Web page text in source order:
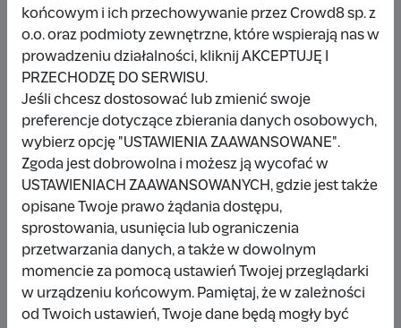
Wpłacający/a
Wpłata anonimowa
10 zł miesiąc temu
Damianbloque Wordpress
1 zł 7 miesięcy temu
Wpłata anonimowa
10 zł rok temu
końcowym i ich przechowywanie przez Crowd8 sp. z
o.o. oraz podmioty zewnętrzne, które wspierają nas w
prowadzeniu działalności, kliknij AKCEPTUJĘ I
PRZECHODZĘ DO SERWISU.
Jeśli chcesz dostosować lub zmienić swoje
preferencje dotyczące zbierania danych osobowych,
wybierz opcję "USTAWIENIA ZAAWANSOWANE".
Zgoda jest dobrowolna i możesz ją wycofać w
USTAWIENIACH ZAAWANSOWANYCH, gdzie jest także
opisane Twoje prawo żądania dostępu,
sprostowania, usunięcia lub ograniczenia
przetwarzania danych, a także w dowolnym
momencie za pomocą ustawień Twojej przeglądarki
w urządzeniu końcowym. Pamiętaj, że w zależności
od Twoich ustawień, Twoje dane będą mogły być